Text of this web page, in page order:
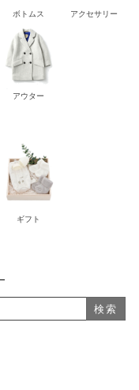
ボトムス アクセサリー
アウター
ギフト
検索